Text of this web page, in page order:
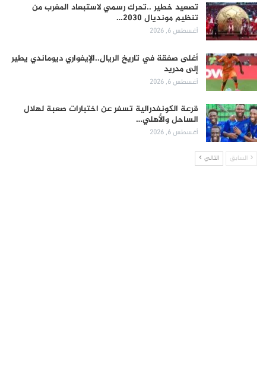
تصعيد خطير ..تحرك رسمي لاستبعاد المغرب من
تنظيم مونديال 2030…
أغسطس 6, 2026
أغلى صفقة في تاريخ الريال..الإيفواري ديوماندي يطير
إلى مدريد
أغسطس 6, 2026
قرعة الكونفدرالية تسفر عن اختبارات صعبة لهلال
الساحل والأهلي…
أغسطس 6, 2026
السابق التالي